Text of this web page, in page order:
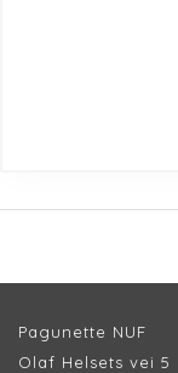
Pagunette NUF
Olaf Helsets vei 5